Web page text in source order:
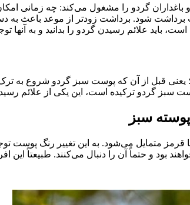
باغداران گردو را مشغول می‌کند: چه زمانی
برداشت شود. برداشت زودتر از موعد
باید علائم رسیدن گردو را بدانید و به آنها
قبل از آن که پوست سبز گردو شروع به
گردو ترکیده است، این یکی از علائم
سبز
قرمز متمایل می‌شود. به این تغییر رنگ
بود و حتماً آن را دنبال می‌کنند. طبیعتاً این